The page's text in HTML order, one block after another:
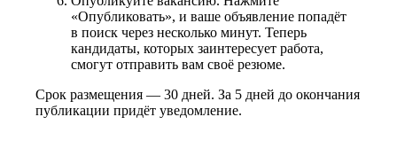
«Опубликовать», и ваше объявление попадёт
в поиск через несколько минут. Теперь
кандидаты, которых заинтересует работа,
смогут отправить вам своё резюме.
Срок размещения — 30 дней. За 5 дней до окончания
публикации придёт уведомление.